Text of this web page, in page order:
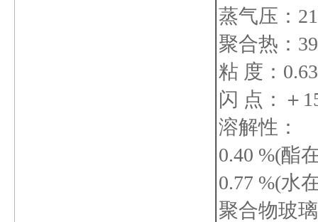
蒸气压：
聚合热：
粘 度：
闪 点：＋
溶解性：
0.40 %(酯
0.77 %(水
聚合物玻